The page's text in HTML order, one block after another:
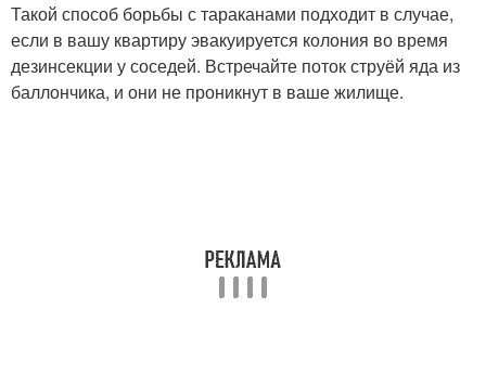
Такой способ борьбы с тараканами подходит в случае,
если в вашу квартиру эвакуируется колония во время
дезинсекции у соседей. Встречайте поток струёй яда из
баллончика, и они не проникнут в ваше жилище.